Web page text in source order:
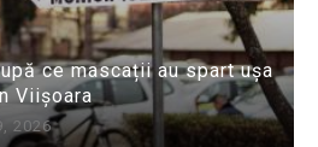
ce mascații au spart ușa
Viișoara
2026